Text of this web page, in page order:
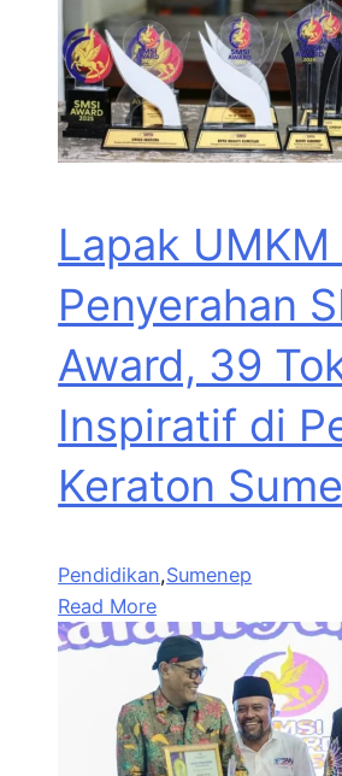
Lapak
Penyerahan
Award, 39
Inspiratif di
Keraton
Pendidikan,Sumenep
Read More